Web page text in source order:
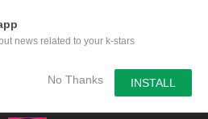
news related to your k-stars
No Thanks INSTALL